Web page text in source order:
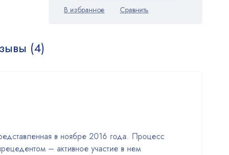
(4)
в ноябре 2016 года. Процесс
– активное участие в нем